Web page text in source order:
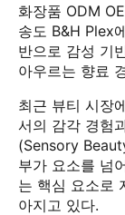
화장품 ODM
송도 B&H Plex
반으로 감성 기
아우르는 향료
최근 뷰티 시장
서의 감각 경험
(Sensory
부가 요소를 넘
는 핵심 요소로
아지고 있다.